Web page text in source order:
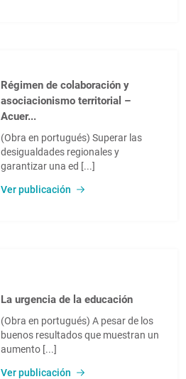
Régimen de colaboración y
asociacionismo territorial –
Acuer...
(Obra en portugués) Superar las
desigualdades regionales y
garantizar una ed [...]
Ver publicación
La urgencia de la educación
(Obra en portugués) A pesar de los
buenos resultados que muestran un
aumento [...]
Ver publicación